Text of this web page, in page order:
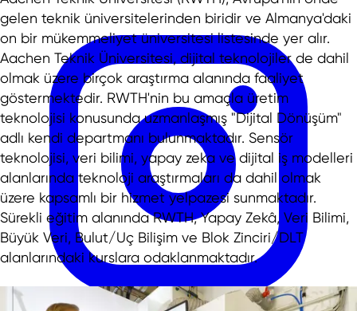
gelen teknik üniversitelerinden biridir ve Almanya'daki
on bir mükemmeliyet üniversitesi listesinde yer alır.
Aachen Teknik Üniversitesi, dijital teknolojiler de dahil
olmak üzere birçok araştırma alanında faaliyet
göstermektedir. RWTH'nin bu amaçla üretim
teknolojisi konusunda uzmanlaşmış "Dijital Dönüşüm"
adlı kendi departmanı bulunmaktadır. Sensör
teknolojisi, veri bilimi, yapay zeka ve dijital iş modelleri
alanlarında teknoloji araştırmaları da dahil olmak
üzere kapsamlı bir hizmet yelpazesi sunmaktadır.
Sürekli eğitim alanında RWTH, Yapay Zekâ, Veri Bilimi,
Büyük Veri, Bulut/Uç Bilişim ve Blok Zinciri/DLT
alanlarındaki kurslara odaklanmaktadır.